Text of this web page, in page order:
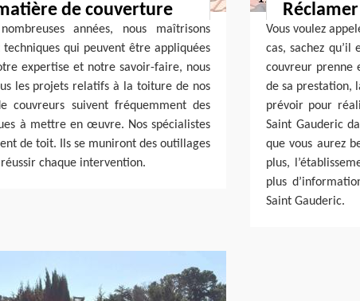
de couverture
années, nous maîtrisons
qui peuvent être appliquées
expertise et notre savoir-faire, nous
les projets relatifs à la toiture de nos
couvreurs suivent fréquemment des
à mettre en œuvre. Nos spécialistes
de toit. Ils se muniront des outillages
chaque intervention.
Vous voulez
cas, sachez
couvreur prenne
de sa prestation,
prévoir pour
Saint Gauderic
que vous aurez
plus,
plus
Saint Gauderic.